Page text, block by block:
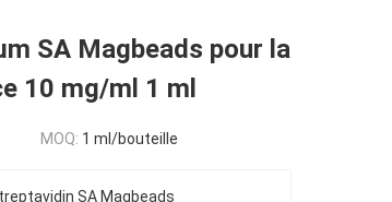
SA Magbeads pour la
10 mg/ml 1 ml
MOQ: 1 ml/bouteille
SA Magbeads